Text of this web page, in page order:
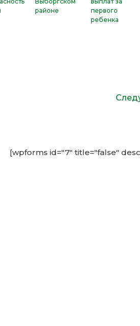
районе
первого
ребенка
[wpforms id="7" title="false"